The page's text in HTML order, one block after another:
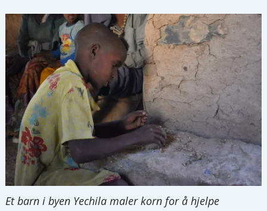
Et barn i byen Yechila maler korn for å hjelpe